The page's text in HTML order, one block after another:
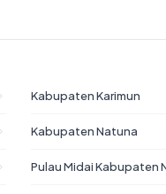
Kabupaten Karimun
Kabupaten Natuna
Pulau Midai Kabupaten